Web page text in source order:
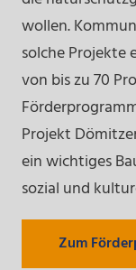
wollen.
solche Projekte
von bis zu 70
Projekt
ein wichtiges
sozial und
Zum